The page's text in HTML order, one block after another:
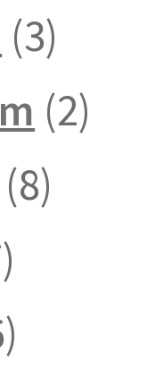
33
22
88
7
6